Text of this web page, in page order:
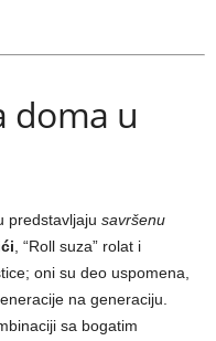
doma u
predstavljaju savršenu
, “Roll suza” rolat i
oni su deo uspomena,
na generaciju.
sa bogatim